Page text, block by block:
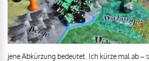
jene Abkürzung bedeutet. Ich kürze mal ab –